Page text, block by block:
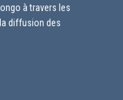
à travers les
diffusion des